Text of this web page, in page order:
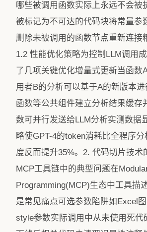
哪些被调用函数实际上永远不会被
被标记为不可达的代码块将常量参
删除未被调用的函数节点重新连接
1.2 性能优化策略为控制LLM调用
了几项关键优化增量式更新当函数
用者B的分析可以基于A的新版本
函数等公共组件建立分析结果缓存
数可并行发送给LLM分析实测数据
略使GPT-4的token消耗比全程序
度反而提升35%。2. 代码切片技术
MCP工具链中的典型问题在
Programming(MCP)生态中工具描
是常见痛点可选参数陷阱如Excel
style参数实际调用中从未使用死代